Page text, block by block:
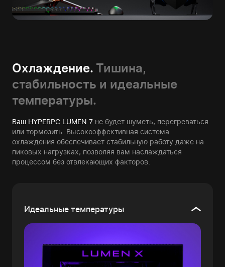
Охлаждение. Тишина,
стабильность и идеальные
температуры.
Ваш HYPERPC LUMEN 7 не будет шуметь, перегреваться
или тормозить. Высокоэффективная система
охлаждения обеспечивает стабильную работу даже на
пиковых нагрузках, позволяя вам наслаждаться
процессом без отвлекающих факторов.
Идеальные температуры